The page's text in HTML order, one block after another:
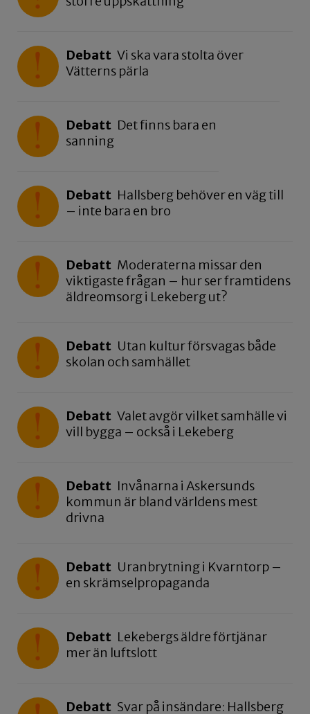
Debatt Vi ska vara stolta över
Vätterns pärla
Debatt Det finns bara en
sanning
Debatt Hallsberg behöver en väg till
– inte bara en bro
Debatt Moderaterna missar den
viktigaste frågan – hur ser framtidens
äldreomsorg i Lekeberg ut?
Debatt Utan kultur försvagas både
skolan och samhället
Debatt Valet avgör vilket samhälle vi
vill bygga – också i Lekeberg
Debatt Invånarna i Askersunds
kommun är bland världens mest
drivna
Debatt Uranbrytning i Kvarntorp –
en skrämselpropaganda
Debatt Lekebergs äldre förtjänar
mer än luftslott
Debatt Svar på insändare: Hallsberg